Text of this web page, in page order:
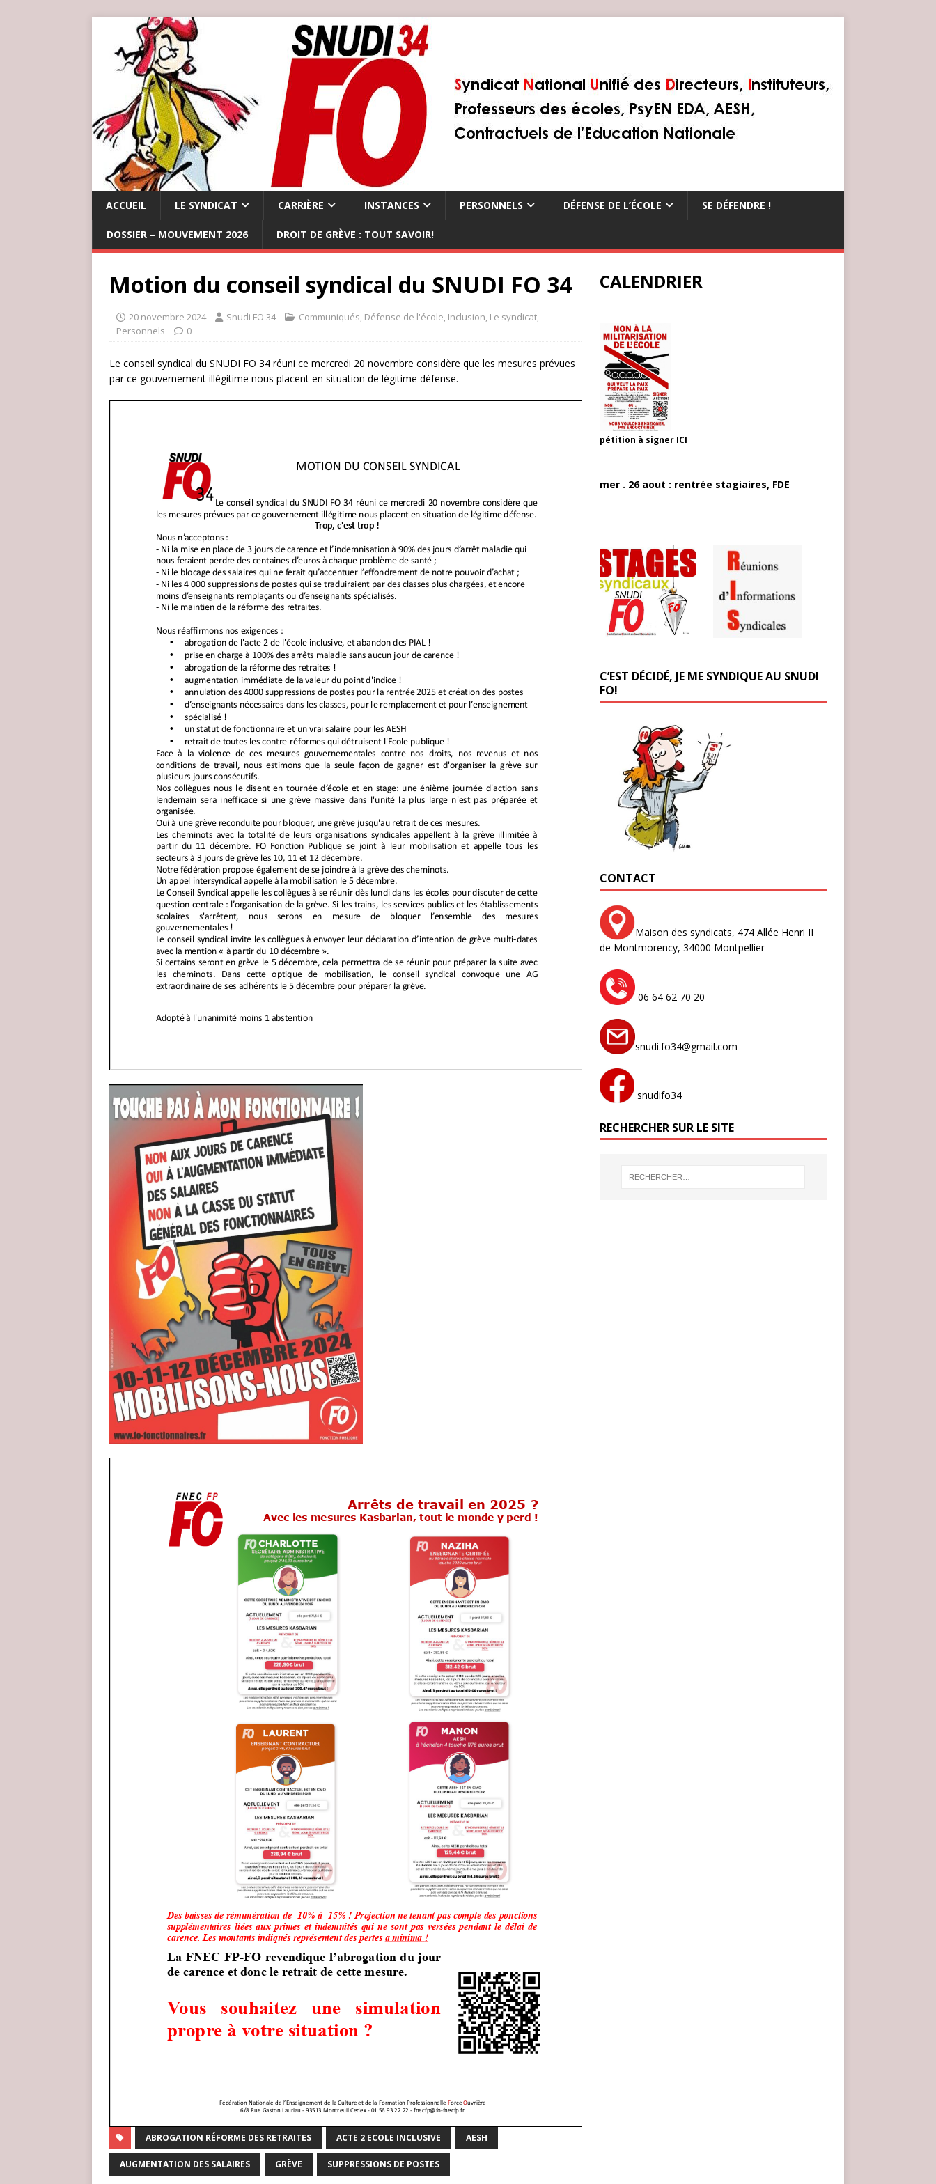
ACCUEIL LE SYNDICAT CARRIÈRE INSTANCES PERSONNELS DÉFENSE DE L’ÉCOLE SE DÉFENDRE !
DOSSIER – MOUVEMENT 2026 DROIT DE GRÈVE : TOUT SAVOIR!
Motion du conseil syndical du SNUDI FO 34
20 novembre 2024 Snudi FO 34 Communiqués, Défense de l'école, Inclusion, Le syndicat,
Personnels
0
Le conseil syndical du SNUDI FO 34 réuni ce mercredi 20 novembre considère que les mesures prévues
par ce gouvernement illégitime nous placent en situation de légitime défense.
ABROGATION RÉFORME DES RETRAITES ACTE 2 ECOLE INCLUSIVE AESH
AUGMENTATION DES SALAIRES GRÈVE SUPPRESSIONS DE POSTES
CALENDRIER
pétition à signer ICI
mer . 26 aout : rentrée stagiaires, FDE
C’EST DÉCIDÉ, JE ME SYNDIQUE AU SNUDI
FO!
CONTACT
Maison des syndicats, 474 Allée Henri II
de Montmorency, 34000 Montpellier
06 64 62 70 20
snudi.fo34@gmail.com
snudifo34
RECHERCHER SUR LE SITE